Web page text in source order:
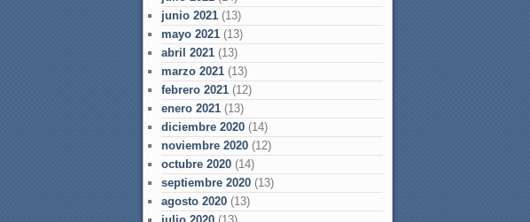
junio 2021 (13)
mayo 2021 (13)
abril 2021 (13)
marzo 2021 (13)
febrero 2021 (12)
enero 2021 (13)
diciembre 2020 (14)
noviembre 2020 (12)
octubre 2020 (14)
septiembre 2020 (13)
agosto 2020 (13)